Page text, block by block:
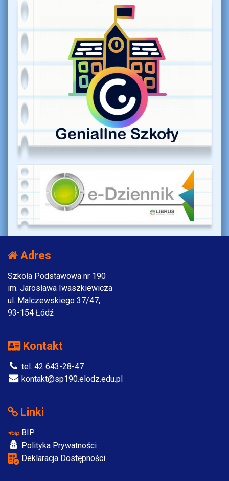
Adres
Szkoła Podstawowa nr 190
im. Jarosława Iwaszkiewicza
ul. Malczewskiego 37/47,
93-154 Łódź
Kontakt
tel. 42 643-28-47
kontakt@sp190.elodz.edu.pl
Linki
BIP
Polityka Prywatności
Deklaracja Dostępności